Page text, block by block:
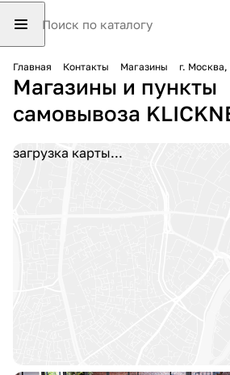
Главная Контакты Магазины г.
Магазины и пункты
самовывоза
загрузка карты...